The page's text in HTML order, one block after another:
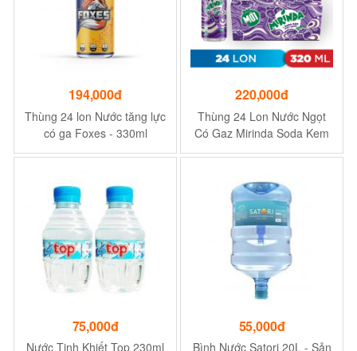
194,000đ
Thùng 24 lon Nước tăng lực
có ga Foxes - 330ml
220,000đ
Thùng 24 Lon Nước Ngọt
Có Gaz Mirinda Soda Kem
Việt Quất (320ml/lon)
75,000đ
Nước Tinh Khiết Top 230ml
55,000đ
Bình Nước Satori 20L - Sản